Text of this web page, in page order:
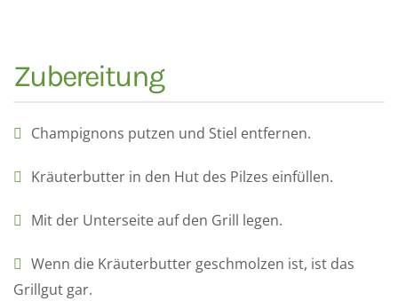
Zubereitung
Champignons putzen und Stiel entfernen.
Kräuterbutter in den Hut des Pilzes einfüllen.
Mit der Unterseite auf den Grill legen.
Wenn die Kräuterbutter geschmolzen ist, ist das
Grillgut gar.